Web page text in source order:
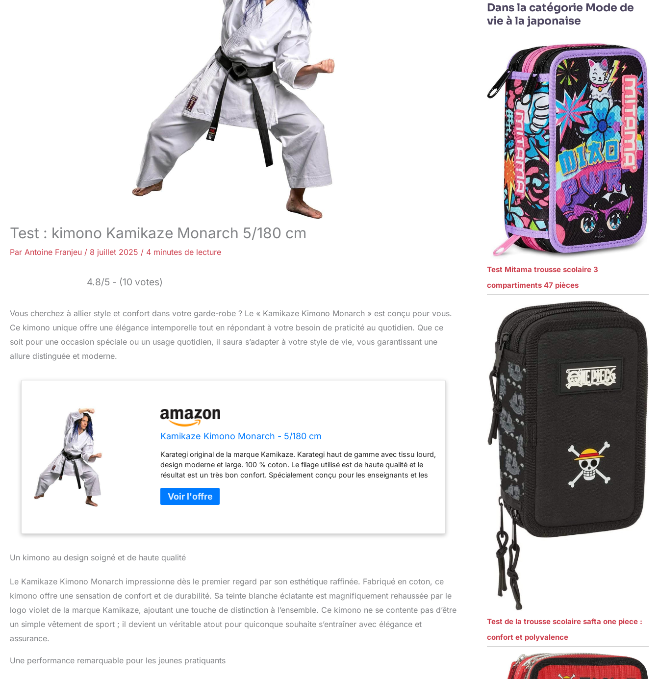
Test : kimono Kamikaze Monarch 5/180 cm
Par Antoine Franjeu / 8 juillet 2025 / 4 minutes de lecture
4.8/5 - (10 votes)
Vous cherchez à allier style et confort dans votre garde-robe ? Le « Kamikaze Kimono Monarch » est conçu pour vous.
Ce kimono unique offre une élégance intemporelle tout en répondant à votre besoin de praticité au quotidien. Que ce
soit pour une occasion spéciale ou un usage quotidien, il saura s’adapter à votre style de vie, vous garantissant une
allure distinguée et moderne.
Kamikaze Kimono Monarch - 5/180 cm
Karategi original de la marque Kamikaze. Karategi haut de gamme avec tissu lourd,
design moderne et large. 100 % coton. Le filage utilisé est de haute qualité et le
résultat est un très bon confort. Spécialement conçu pour les enseignants et les
exclusif et améliore le contact avec la peau.
Un kimono au design soigné et de haute qualité
Le Kamikaze Kimono Monarch impressionne dès le premier regard par son esthétique raffinée. Fabriqué en coton, ce
kimono offre une sensation de confort et de durabilité. Sa teinte blanche éclatante est magnifiquement rehaussée par le
logo violet de la marque Kamikaze, ajoutant une touche de distinction à l’ensemble. Ce kimono ne se contente pas d’être
un simple vêtement de sport ; il devient un véritable atout pour quiconque souhaite s’entraîner avec élégance et
assurance.
Une performance remarquable pour les jeunes pratiquants
Dans la catégorie Mode de
vie à la japonaise
Test Mitama trousse scolaire 3
compartiments 47 pièces
Test de la trousse scolaire safta one piece :
confort et polyvalence